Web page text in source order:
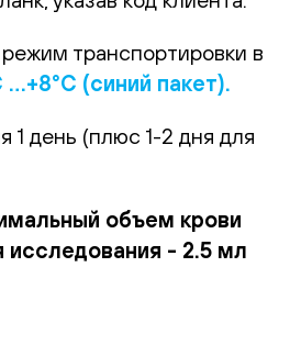
транспортировки в
…+8°С (синий пакет).
1 день (плюс 1-2 дня для
объем крови
- 2.5 мл